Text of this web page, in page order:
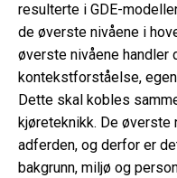
resulterte i GDE-
de øverste nivåene i
øverste nivåene handler
kontekstforståelse,
Dette skal kobles
kjøreteknikk. De
adferden, og derfor er
bakgrunn, miljø og